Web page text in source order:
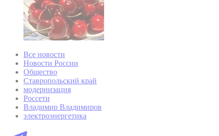
Все новости
Новости России
Общество
Ставропольский край
модернизация
Россети
Владимир Владимиров
электроэнергетика